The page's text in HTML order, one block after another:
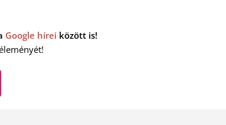
Google hírei között is!